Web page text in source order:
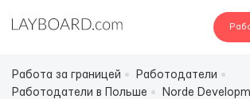
Работа за границей
Работодатели
Работодатели в Польше
Norde